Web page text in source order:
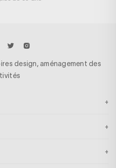
design, aménagement des